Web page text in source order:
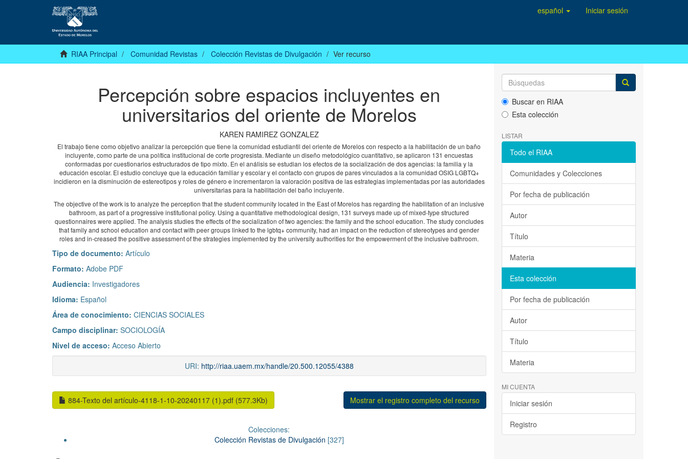
español Iniciar sesión
RIAA Principal Comunidad Revistas Colección Revistas de Divulgación Ver recurso
Percepción sobre espacios incluyentes en
universitarios del oriente de Morelos
KAREN RAMIREZ GONZALEZ
El trabajo tiene como objetivo analizar la percepción que tiene la comunidad estudiantil del oriente de Morelos con respecto a la habilitación de un baño
incluyente, como parte de una política institucional de corte progresista. Mediante un diseño metodológico cuantitativo, se aplicaron 131 encuestas
conformadas por cuestionarios estructurados de tipo mixto. En el análisis se estudian los efectos de la socialización de dos agencias: la familia y la
educación escolar. El estudio concluye que la educación familiar y escolar y el contacto con grupos de pares vinculados a la comunidad OSIG LGBTQ+
incidieron en la disminución de estereotipos y roles de género e incrementaron la valoración positiva de las estrategias implementadas por las autoridades
universitarias para la habilitación del baño incluyente.
The objective of the work is to analyze the perception that the student community located in the East of Morelos has regarding the habilitation of an inclusive
bathroom, as part of a progressive institutional policy. Using a quantitative methodological design, 131 surveys made up of mixed-type structured
questionnaires were applied. The analysis studies the effects of the socialization of two agencies: the family and the school education. The study concludes
that family and school education and contact with peer groups linked to the lgbtq+ community, had an impact on the reduction of stereotypes and gender
roles and in-creased the positive assessment of the strategies implemented by the university authorities for the empowerment of the inclusive bathroom.
Tipo de documento: Artículo
Formato: Adobe PDF
Audiencia: Investigadores
Idioma: Español
Área de conocimiento: CIENCIAS SOCIALES
Campo disciplinar: SOCIOLOGÍA
Nivel de acceso: Acceso Abierto
URI: http://riaa.uaem.mx/handle/20.500.12055/4388
884-Texto del artículo-4118-1-10-20240117 (1).pdf (577.3Kb) Mostrar el registro completo del recurso
Colecciones:
Colección Revistas de Divulgación [327]
Buscar en RIAA
Esta colección
LISTAR
Todo el RIAA
Comunidades y Colecciones
Por fecha de publicación
Autor
Título
Materia
Esta colección
Por fecha de publicación
Autor
Título
Materia
MI CUENTA
Iniciar sesión
Registro